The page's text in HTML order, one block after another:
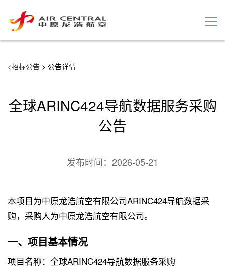
用户案例
<招标公告 > 公告详情
全球ARINC424导航数据服务采购
公告
发布时间： 2026-05-21
本项目为中原龙浩航空有限公司ARINC424导航数据采
购，采购人为中原龙浩航空有限公司。
一、项目基本情况
项目名称：全球ARINC424导航数据服务采购